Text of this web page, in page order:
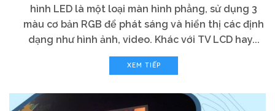
hình LED là một loại màn hình phẳng, sử dụng 3
màu cơ bản RGB để phát sáng và hiển thị các định
dạng như hình ảnh, video. Khác với TV LCD hay...
XEM TIẾP